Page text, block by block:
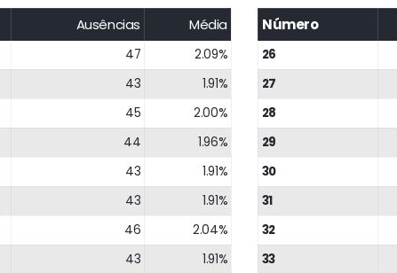
Ausências Média
47
2.09%
43
1.91%
45
2.00%
44
1.96%
43
1.91%
43
1.91%
46
2.04%
43
1.91%
Número
26
27
28
29
30
31
32
33